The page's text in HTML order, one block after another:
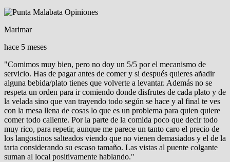
Marimar
hace 5 meses
"Comimos muy bien, pero no doy un 5/5 por el mecanismo de
servicio. Has de pagar antes de comer y si después quieres añadir
alguna bebida/plato tienes que volverte a levantar. Además no se
respeta un orden para ir comiendo donde disfrutes de cada plato y de
la velada sino que van trayendo todo según se hace y al final te ves
con la mesa llena de cosas lo que es un problema para quien quiere
comer todo caliente. Por la parte de la comida poco que decir todo
muy rico, para repetir, aunque me parece un tanto caro el precio de
los langostinos salteados viendo que no vienen demasiados y el de la
tarta considerando su escaso tamaño. Las vistas al puente colgante
suman al local positivamente hablando."